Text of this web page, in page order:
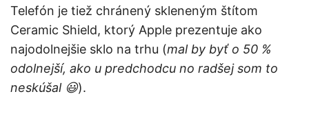
Telefón je tiež chránený skleneným štítom
Ceramic Shield, ktorý Apple prezentuje ako
najodolnejšie sklo na trhu (mal by byť o 50 %
odolnejší, ako u predchodcu no radšej som to
neskúšal 😃).